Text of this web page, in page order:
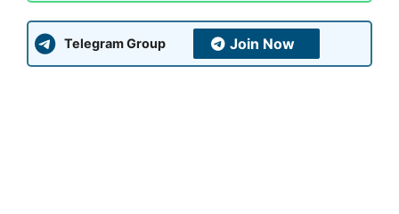
Telegram Group Join Now